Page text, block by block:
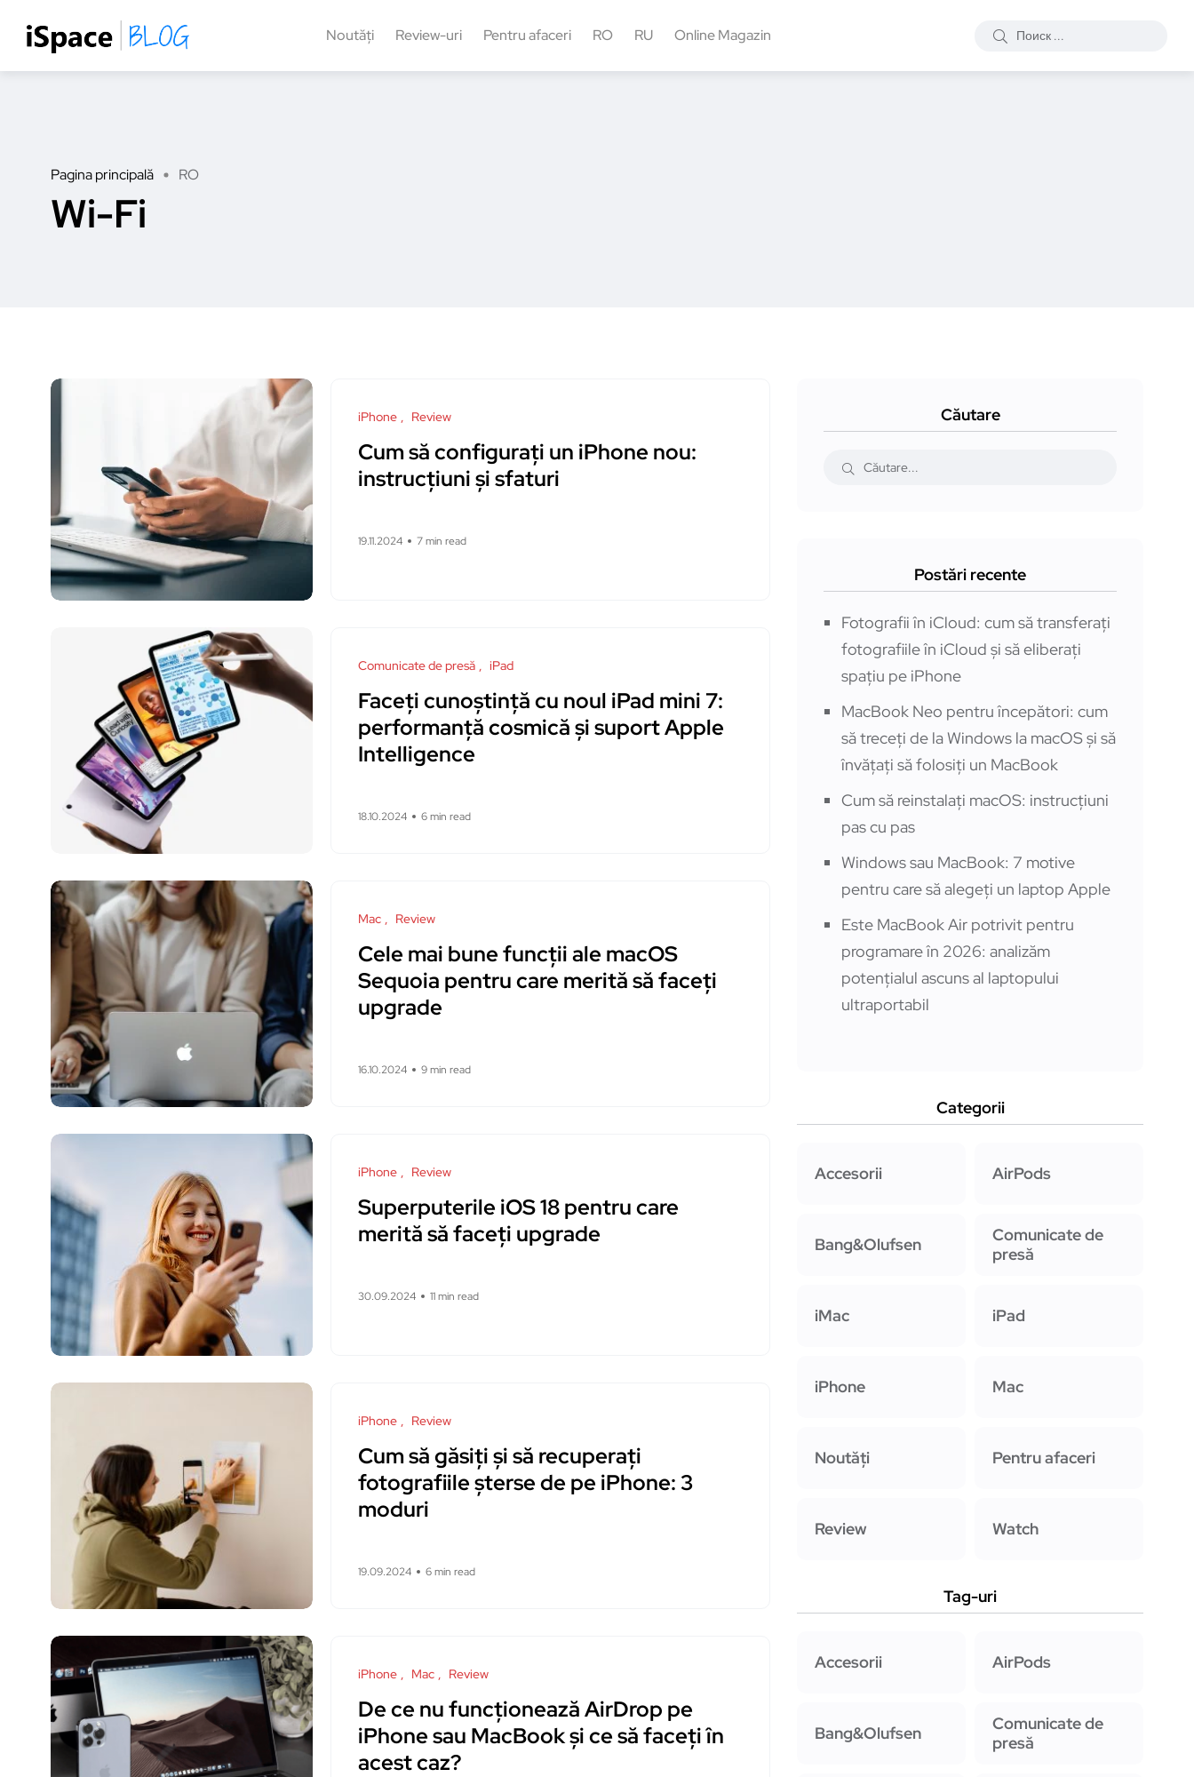
Noutăți Review-uri Pentru afaceri RO RU Online Magazin
Pagina principală RO
Wi-Fi
iPhone Review
Cum să configurați un iPhone nou:
instrucțiuni și sfaturi
19.11.2024 7 min read
Comunicate de presă iPad
Faceți cunoștință cu noul iPad mini 7:
performanță cosmică și suport Apple
Intelligence
18.10.2024 6 min read
Mac Review
Cele mai bune funcții ale macOS
Sequoia pentru care merită să faceți
upgrade
16.10.2024 9 min read
iPhone Review
Superputerile iOS 18 pentru care
merită să faceți upgrade
30.09.2024 11 min read
iPhone Review
Cum să găsiți și să recuperați
fotografiile șterse de pe iPhone: 3
moduri
19.09.2024 6 min read
iPhone Mac Review
De ce nu funcționează AirDrop pe
iPhone sau MacBook și ce să faceți în
acest caz?
Căutare
Postări recente
Fotografii în iCloud: cum să transferați
fotografiile în iCloud și să eliberați
spațiu pe iPhone
MacBook Neo pentru începători: cum
să treceți de la Windows la macOS și să
învățați să folosiți un MacBook
Cum să reinstalați macOS: instrucțiuni
pas cu pas
Windows sau MacBook: 7 motive
pentru care să alegeți un laptop Apple
Este MacBook Air potrivit pentru
programare în 2026: analizăm
potențialul ascuns al laptopului
ultraportabil
Categorii
Accesorii AirPods
Bang&Olufsen
Comunicate de
presă
iMac iPad
iPhone Mac
Noutăți Pentru afaceri
Review Watch
Tag-uri
Accesorii AirPods
Bang&Olufsen
Comunicate de
presă